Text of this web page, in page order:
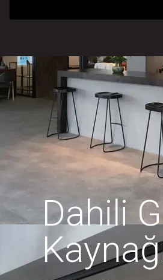
Dahili